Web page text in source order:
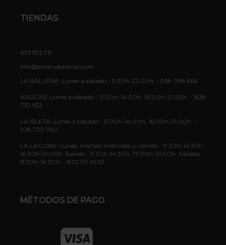
TIENDAS
633 592 711
info@enlanubeshop.com
LA BALLENA: Lunes a sábado - 9:30h-22:00h. - 928 098 666
ARUCAS: Lunes a sábado - 11:00h-14:00h, 16:00h-21:00h. - 828
732 533
LA ISLETA: Lunes a sábado - 11:00h-14:00h, 16:00h-21:00h. -
928 720 740
LA LAGUNA: Lunes, martes, miércoles y viernes - 11:30h-14:30h,
16:30h-21:00h. Jueves - 11:30h-14:30h, 17:00h-21:00h. Sábado -
11:30h-14:30h. - 822 70 36 52
MÉTODOS DE PAGO